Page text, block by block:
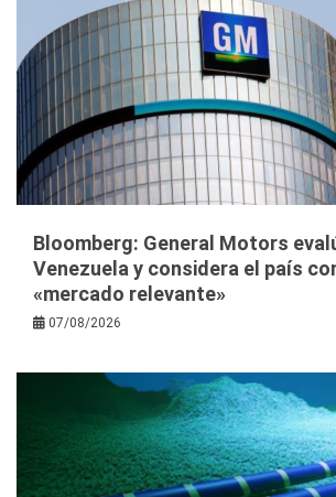
Bloomberg: General Motors
Venezuela y considera el país
«mercado relevante»
07/08/2026